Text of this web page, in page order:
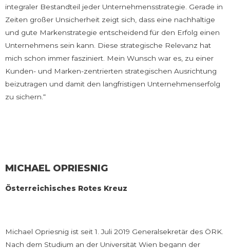
integraler Bestandteil jeder Unternehmensstrategie. Gerade in
Zeiten großer Unsicherheit zeigt sich, dass eine nachhaltige
und gute Markenstrategie entscheidend für den Erfolg einen
Unternehmens sein kann. Diese strategische Relevanz hat
mich schon immer fasziniert. Mein Wunsch war es, zu einer
Kunden- und Marken-zentrierten strategischen Ausrichtung
beizutragen und damit den langfristigen Unternehmenserfolg
zu sichern.“
MICHAEL OPRIESNIG
Österreichisches Rotes Kreuz
Michael Opriesnig ist seit 1. Juli 2019 Generalsekretär des ÖRK.
Nach dem Studium an der Universität Wien begann der